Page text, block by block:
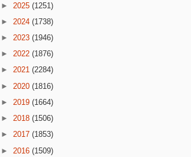
► 2025 (1251)
► 2024 (1738)
► 2023 (1946)
► 2022 (1876)
► 2021 (2284)
► 2020 (1816)
► 2019 (1664)
► 2018 (1506)
► 2017 (1853)
► 2016 (1509)